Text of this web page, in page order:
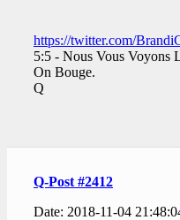
https://twitter.com/
5:5 - Nous Vous Voyons
On Bouge.
Q
Q-Post #2412
Date: 2018-11-04